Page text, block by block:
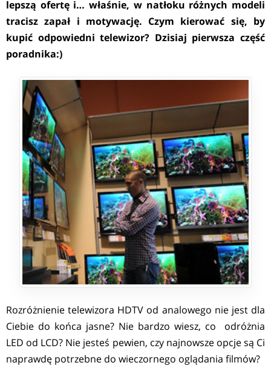
lepszą ofertę i… właśnie, w natłoku różnych modeli
tracisz zapał i motywację. Czym kierować się, by
kupić odpowiedni telewizor? Dzisiaj pierwsza część
poradnika:)
Rozróżnienie telewizora HDTV od analowego nie jest dla
Ciebie do końca jasne? Nie bardzo wiesz, co odróżnia
LED od LCD? Nie jesteś pewien, czy najnowsze opcje są Ci
naprawdę potrzebne do wieczornego oglądania filmów?